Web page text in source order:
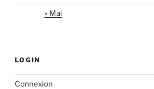
« Mai
LOGIN
Connexion